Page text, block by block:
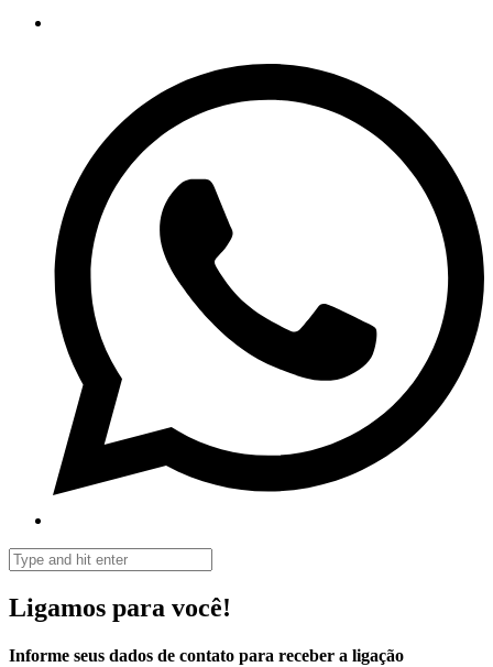
Ligamos para você!
Informe seus dados de contato para receber a ligação